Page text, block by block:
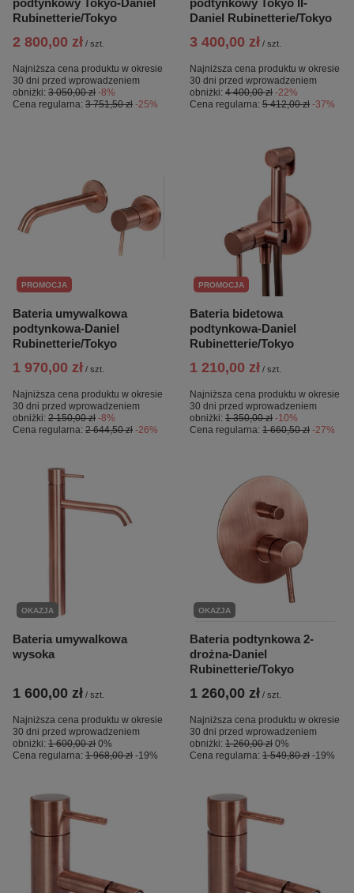
podtynkowy Tokyo-Daniel
Rubinetterie/Tokyo
2 800,00 zł / szt.
Najniższa cena produktu w okresie
30 dni przed wprowadzeniem
obniżki: 3 050,00 zł -8%
Cena regularna: 3 751,50 zł -25%
podtynkowy Tokyo II-
Daniel Rubinetterie/Tokyo
3 400,00 zł / szt.
Najniższa cena produktu w okresie
30 dni przed wprowadzeniem
obniżki: 4 400,00 zł -22%
Cena regularna: 5 412,00 zł -37%
PROMOCJA
Bateria umywalkowa
podtynkowa-Daniel
Rubinetterie/Tokyo
1 970,00 zł / szt.
Najniższa cena produktu w okresie
30 dni przed wprowadzeniem
obniżki: 2 150,00 zł -8%
Cena regularna: 2 644,50 zł -26%
PROMOCJA
Bateria bidetowa
podtynkowa-Daniel
Rubinetterie/Tokyo
1 210,00 zł / szt.
Najniższa cena produktu w okresie
30 dni przed wprowadzeniem
obniżki: 1 350,00 zł -10%
Cena regularna: 1 660,50 zł -27%
OKAZJA
Bateria umywalkowa
wysoka
1 600,00 zł / szt.
Najniższa cena produktu w okresie
30 dni przed wprowadzeniem
obniżki: 1 600,00 zł 0%
Cena regularna: 1 968,00 zł -19%
OKAZJA
Bateria podtynkowa 2-
drożna-Daniel
Rubinetterie/Tokyo
1 260,00 zł / szt.
Najniższa cena produktu w okresie
30 dni przed wprowadzeniem
obniżki: 1 260,00 zł 0%
Cena regularna: 1 549,80 zł -19%